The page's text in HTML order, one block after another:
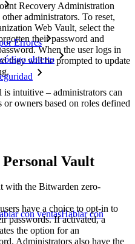
Errores
abierto
con ventasHablar con
Recovery Administration
administrators. To reset,
Web Vault, select the
their password and
When the user logs in
they will be prompted to update
intuitive – administrators can
or owners based on roles defined
Vault
with the Bitwarden zero-
have a choice to opt-in to
passwords. If activated, a
the option for an
Administrators also have the